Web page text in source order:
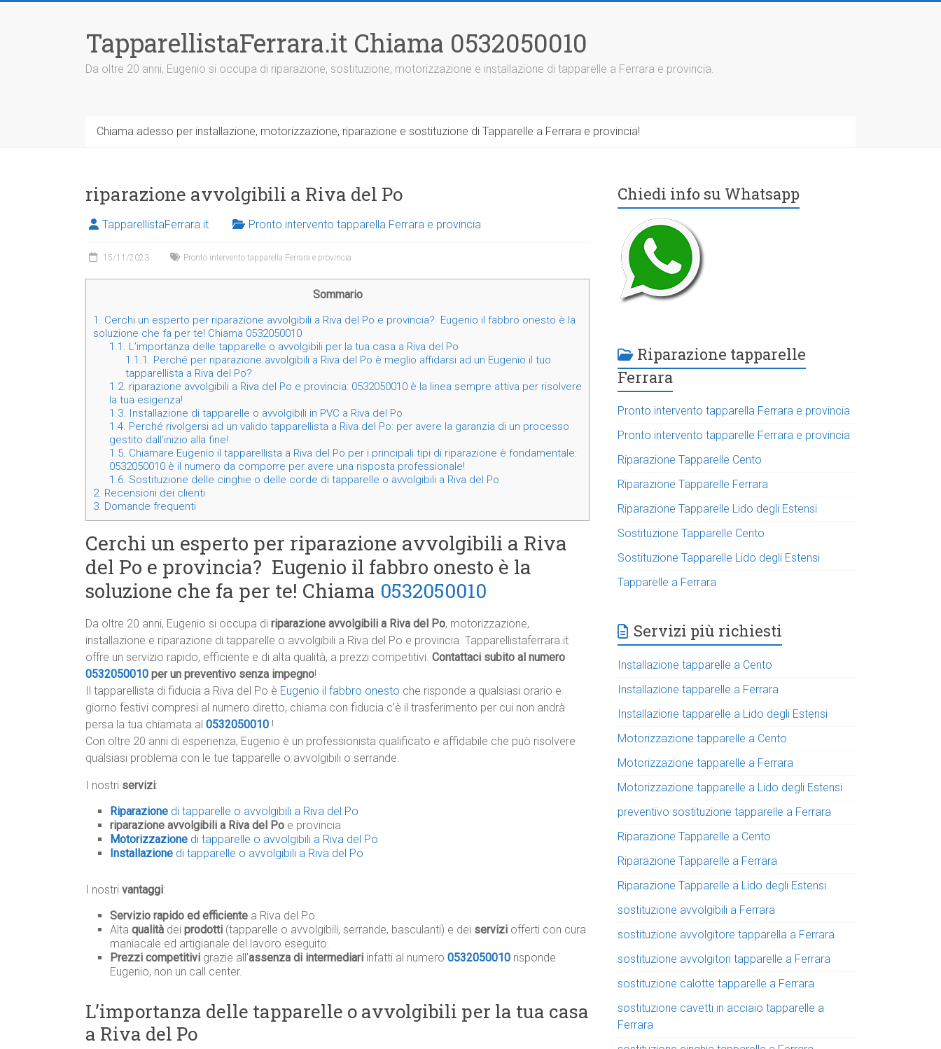
TapparellistaFerrara.it Chiama 0532050010
Da oltre 20 anni, Eugenio si occupa di riparazione, sostituzione, motorizzazione e installazione di tapparelle a Ferrara e provincia.
Chiama adesso per installazione, motorizzazione, riparazione e sostituzione di Tapparelle a Ferrara e provincia!
riparazione avvolgibili a Riva del Po
TapparellistaFerrara.it Pronto intervento tapparella Ferrara e provincia
15/11/2023 Pronto intervento tapparella Ferrara e provincia
Sommario
1. Cerchi un esperto per riparazione avvolgibili a Riva del Po e provincia? Eugenio il fabbro onesto è la
soluzione che fa per te! Chiama 0532050010
1.1. L’importanza delle tapparelle o avvolgibili per la tua casa a Riva del Po
1.1.1. Perché per riparazione avvolgibili a Riva del Po è meglio affidarsi ad un Eugenio il tuo
tapparellista a Riva del Po?
1.2. riparazione avvolgibili a Riva del Po e provincia: 0532050010 è la linea sempre attiva per risolvere
la tua esigenza!
1.3. Installazione di tapparelle o avvolgibili in PVC a Riva del Po
1.4. Perché rivolgersi ad un valido tapparellista a Riva del Po: per avere la garanzia di un processo
gestito dall’inizio alla fine!
1.5. Chiamare Eugenio il tapparellista a Riva del Po per i principali tipi di riparazione è fondamentale:
0532050010 è il numero da comporre per avere una risposta professionale!
1.6. Sostituzione delle cinghie o delle corde di tapparelle o avvolgibili a Riva del Po
2. Recensioni dei clienti
3. Domande frequenti
Cerchi un esperto per riparazione avvolgibili a Riva
del Po e provincia? Eugenio il fabbro onesto è la
soluzione che fa per te! Chiama 0532050010
Da oltre 20 anni, Eugenio si occupa di riparazione avvolgibili a Riva del Po, motorizzazione,
installazione e riparazione di tapparelle o avvolgibili a Riva del Po e provincia. Tapparellistaferrara.it
offre un servizio rapido, efficiente e di alta qualità, a prezzi competitivi. Contattaci subito al numero
0532050010 per un preventivo senza impegno!
Il tapparellista di fiducia a Riva del Po è Eugenio il fabbro onesto che risponde a qualsiasi orario e
giorno festivi compresi al numero diretto, chiama con fiducia c’è il trasferimento per cui non andrà
persa la tua chiamata al 0532050010 !
Con oltre 20 anni di esperienza, Eugenio è un professionista qualificato e affidabile che può risolvere
qualsiasi problema con le tue tapparelle o avvolgibili o serrande.
I nostri servizi:
Riparazione di tapparelle o avvolgibili a Riva del Po
riparazione avvolgibili a Riva del Po e provincia
Motorizzazione di tapparelle o avvolgibili a Riva del Po
Installazione di tapparelle o avvolgibili a Riva del Po
I nostri vantaggi:
Servizio rapido ed efficiente a Riva del Po.
Alta qualità dei prodotti (tapparelle o avvolgibili, serrande, basculanti) e dei servizi offerti con cura
maniacale ed artigianale del lavoro eseguito.
Prezzi competitivi grazie all’assenza di intermediari infatti al numero 0532050010 risponde
Eugenio, non un call center.
L’importanza delle tapparelle o avvolgibili per la tua casa
a Riva del Po
Chiedi info su Whatsapp
Riparazione tapparelle
Ferrara
Pronto intervento tapparella Ferrara e provincia
Pronto intervento tapparelle Ferrara e provincia
Riparazione Tapparelle Cento
Riparazione Tapparelle Ferrara
Riparazione Tapparelle Lido degli Estensi
Sostituzione Tapparelle Cento
Sostituzione Tapparelle Lido degli Estensi
Tapparelle a Ferrara
Servizi più richiesti
Installazione tapparelle a Cento
Installazione tapparelle a Ferrara
Installazione tapparelle a Lido degli Estensi
Motorizzazione tapparelle a Cento
Motorizzazione tapparelle a Ferrara
Motorizzazione tapparelle a Lido degli Estensi
preventivo sostituzione tapparelle a Ferrara
Riparazione Tapparelle a Cento
Riparazione Tapparelle a Ferrara
Riparazione Tapparelle a Lido degli Estensi
sostituzione avvolgibili a Ferrara
sostituzione avvolgitore tapparella a Ferrara
sostituzione avvolgitori tapparelle a Ferrara
sostituzione calotte tapparelle a Ferrara
sostituzione cavetti in acciaio tapparelle a
Ferrara